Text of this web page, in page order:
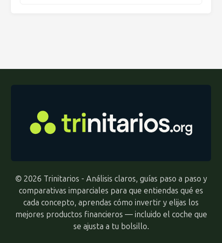
© 2026 Trinitarios - Análisis claros, guías paso a paso y
comparativas imparciales para que entiendas qué es
cada concepto, aprendas cómo invertir y elijas los
mejores productos financieros — incluido el coche que
se ajusta a tu bolsillo.